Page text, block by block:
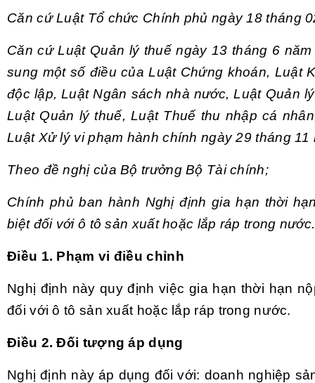
Căn cứ Luật Tổ chức Chính phủ ngày 18 tháng
Căn cứ Luật Quản lý thuế ngày 13 tháng 6
sung một số điều của Luật Chứng khoán, Luật
độc lập, Luật Ngân sách nhà nước, Luật Quản
Luật Quản lý thuế, Luật Thuế thu nhập cá
Luật Xử lý vi phạm hành chính ngày 29 tháng 11
Theo đề nghị của Bộ trưởng Bộ Tài chính;
Chính phủ ban hành Nghị định gia hạn thời
biệt đối với ô tô sản xuất hoặc lắp ráp trong nước.
Điều 1. Phạm vi điều chỉnh
Nghị định này quy định việc gia hạn thời hạn
đối với ô tô sản xuất hoặc lắp ráp trong nước.
Điều 2. Đối tượng áp dụng
Nghị định này áp dụng đối với: doanh nghiệp